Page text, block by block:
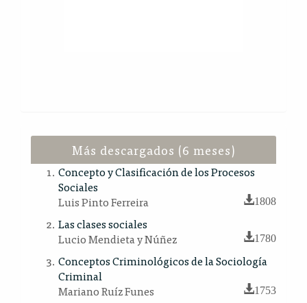
Más descargados (6 meses)
Concepto y Clasificación de los Procesos
Sociales
Luis Pinto Ferreira
1808
Las clases sociales
Lucio Mendieta y Núñez
1780
Conceptos Criminológicos de la Sociología
Criminal
Mariano Ruíz Funes
1753